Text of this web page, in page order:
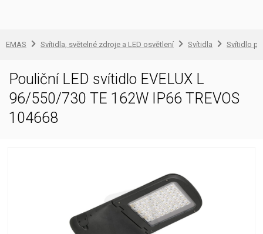
EMAS Svítidla, světelné zdroje a LED osvětlení Svítidla Svítidlo
Pouliční LED svítidlo EVELUX L
96/550/730 TE 162W IP66 TREVOS
104668